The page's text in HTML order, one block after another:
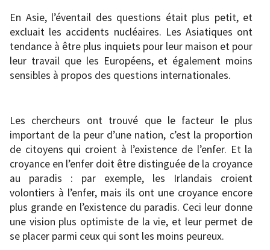
En Asie, l’éventail des questions était plus petit, et
excluait les accidents nucléaires. Les Asiatiques ont
tendance à être plus inquiets pour leur maison et pour
leur travail que les Européens, et également moins
sensibles à propos des questions internationales.
Les chercheurs ont trouvé que le facteur le plus
important de la peur d’une nation, c’est la proportion
de citoyens qui croient à l’existence de l’enfer. Et la
croyance en l’enfer doit être distinguée de la croyance
au paradis : par exemple, les Irlandais croient
volontiers à l’enfer, mais ils ont une croyance encore
plus grande en l’existence du paradis. Ceci leur donne
une vision plus optimiste de la vie, et leur permet de
se placer parmi ceux qui sont les moins peureux.